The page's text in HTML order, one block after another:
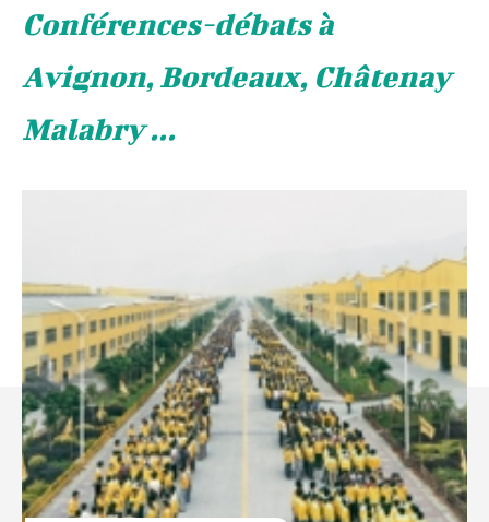
Conférences-débats à
Avignon, Bordeaux, Châtenay
Malabry ...